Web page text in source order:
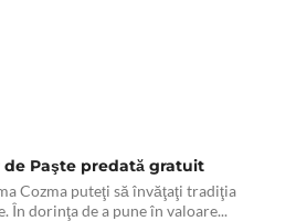
Paşte predată gratuit
Cozma puteţi să învăţaţi tradiţia
În dorinţa de a pune în valoare...